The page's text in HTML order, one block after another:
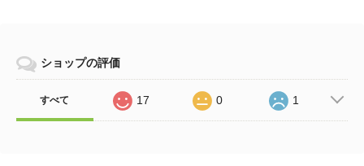
ショップの評価
すべて 17 0 1